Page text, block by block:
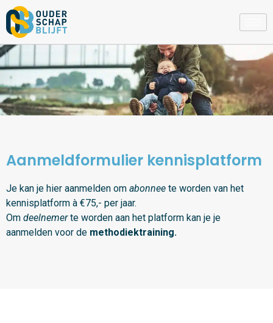
Aanmeldformulier kennisplatform
Je kan je hier aanmelden om abonnee te worden van het
kennisplatform à €75,- per jaar.
Om deelnemerte worden aan het platform kan je je
aanmelden voor de methodiektraining.